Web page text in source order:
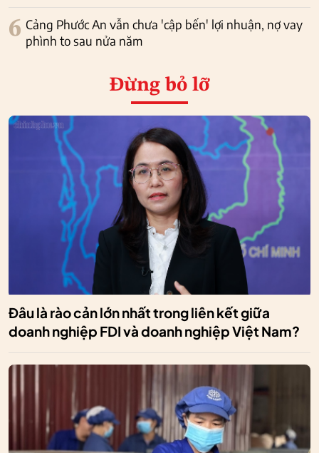
6 Cảng Phước An vẫn chưa 'cập bến' lợi nhuận, nợ vay
phình to sau nửa năm
Đừng bỏ lỡ
Đâu là rào cản lớn nhất trong liên kết giữa
doanh nghiệp FDI và doanh nghiệp Việt Nam?